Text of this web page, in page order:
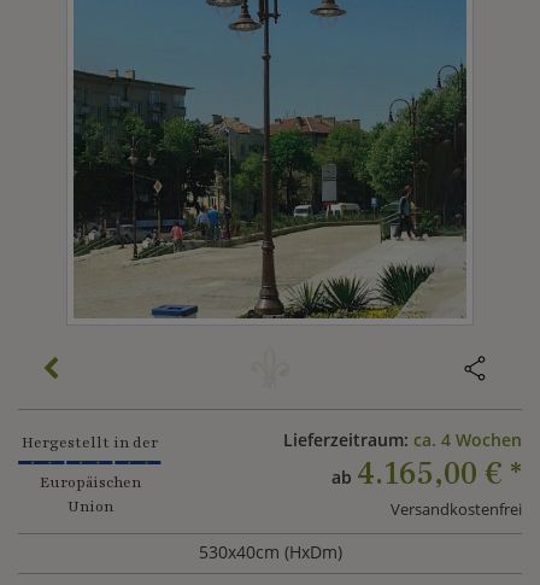
Hergestellt in der
Europäischen
Union
Lieferzeitraum: ca. 4 Wochen
ab 4.165,00 € *
Versandkostenfrei
530x40cm (HxDm)